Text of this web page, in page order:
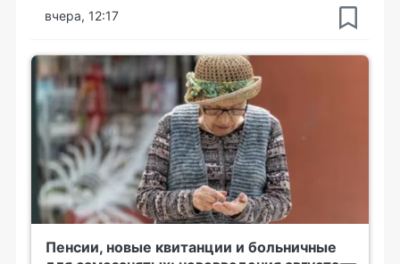
вчера, 12:17
Пенсии, новые квитанции и больничные